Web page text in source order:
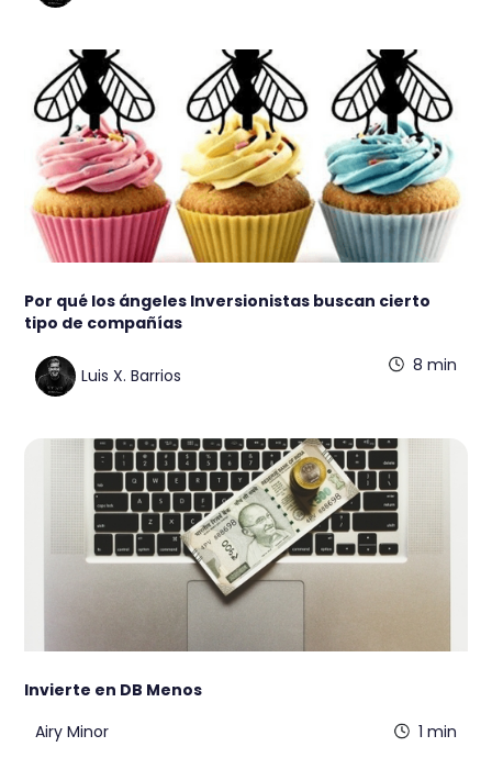
Por qué los ángeles Inversionistas buscan cierto
tipo de compañías
Luis X. Barrios
8 min
Invierte en DB Menos
Airy Minor
1 min